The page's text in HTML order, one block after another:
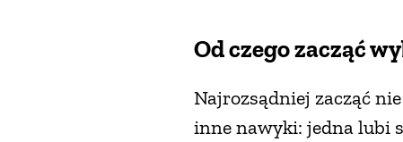
Od czego zacząć
Najrozsądniej zacząć
inne nawyki: jedna lubi